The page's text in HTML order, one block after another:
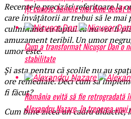
Recentele precizări referitoare la
care învățătorii ar trebui să le mai
culminând cu faptul că nu vor fi
amuzament teribil. Un umor
umor este.
Și asta pentru că școlile nu au
ore remediale. Deci cum să
fi făcut?
Cum bine zicea un cadru didactic,
îți cunosc hainele mai bine decât
Cum a transformat Nicușor Dan o
stabilitate
România evită să fie retrogradată
Alexandru Nazare, în trecerea